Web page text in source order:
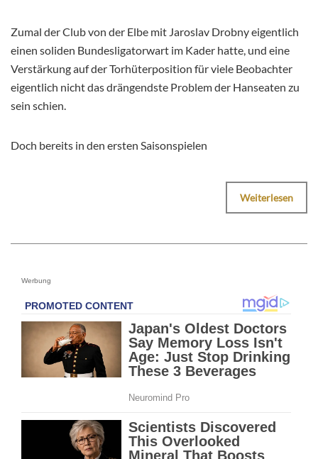
Zumal der Club von der Elbe mit Jaroslav Drobny eigentlich
einen soliden Bundesligatorwart im Kader hatte, und eine
Verstärkung auf der Torhüterposition für viele Beobachter
eigentlich nicht das drängendste Problem der Hanseaten zu
sein schien.
Doch bereits in den ersten Saisonspielen
Weiterlesen
Werbung